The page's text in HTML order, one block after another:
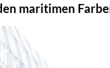
maritimen